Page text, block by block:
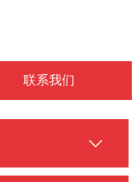
联系我们